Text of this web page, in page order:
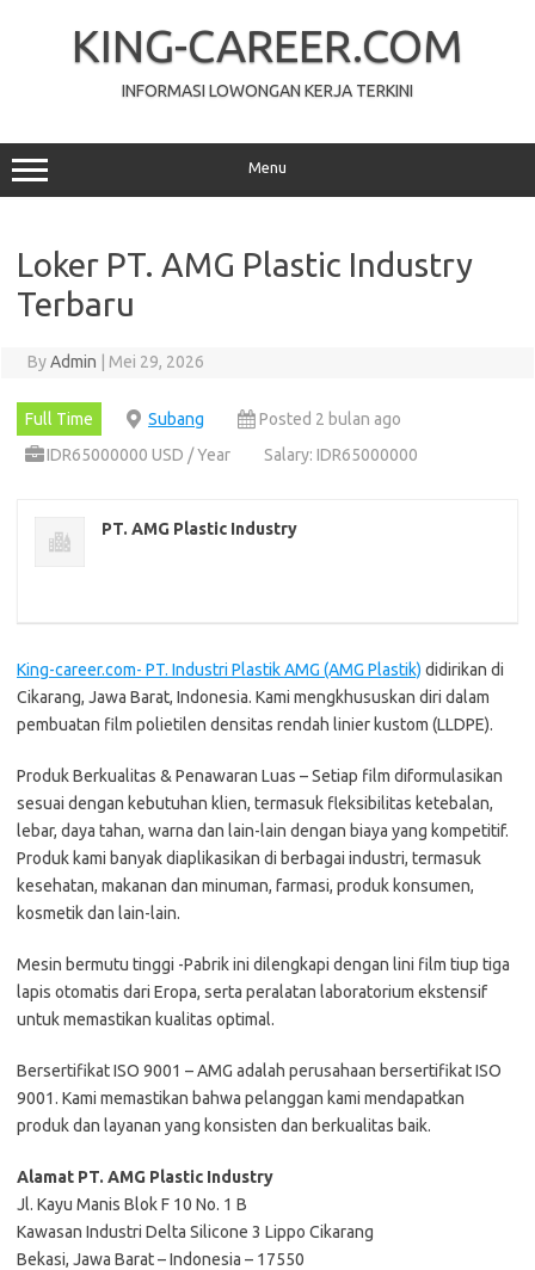
KING-CAREER.COM
INFORMASI LOWONGAN KERJA TERKINI
Menu
Loker PT. AMG Plastic Industry
Terbaru
ByAdmin Mei 29, 2026
Full Time Subang
Posted 2 bulan ago
IDR65000000 USD / Year
Salary: IDR65000000
PT. AMG Plastic Industry
King-career.com- PT. Industri Plastik AMG (AMG Plastik) didirikan di
Cikarang, Jawa Barat, Indonesia. Kami mengkhususkan diri dalam
pembuatan film polietilen densitas rendah linier kustom (LLDPE).
Produk Berkualitas & Penawaran Luas – Setiap film diformulasikan
sesuai dengan kebutuhan klien, termasuk fleksibilitas ketebalan,
lebar, daya tahan, warna dan lain-lain dengan biaya yang kompetitif.
Produk kami banyak diaplikasikan di berbagai industri, termasuk
kesehatan, makanan dan minuman, farmasi, produk konsumen,
kosmetik dan lain-lain.
Mesin bermutu tinggi -Pabrik ini dilengkapi dengan lini film tiup tiga
lapis otomatis dari Eropa, serta peralatan laboratorium ekstensif
untuk memastikan kualitas optimal.
Bersertifikat ISO 9001 – AMG adalah perusahaan bersertifikat ISO
9001. Kami memastikan bahwa pelanggan kami mendapatkan
produk dan layanan yang konsisten dan berkualitas baik.
Alamat PT. AMG Plastic Industry
Jl. Kayu Manis Blok F 10 No. 1 B
Kawasan Industri Delta Silicone 3 Lippo Cikarang
Bekasi, Jawa Barat – Indonesia – 17550